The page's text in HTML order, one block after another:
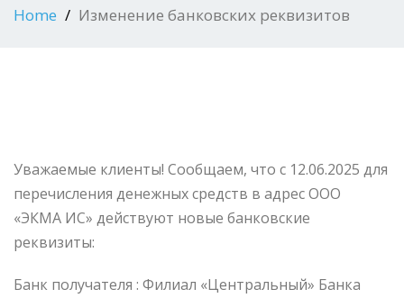
Home Изменение банковских реквизитов
Уважаемые клиенты! Сообщаем, что с 12.06.2025 для
перечисления денежных средств в адрес ООО
«ЭКМА ИС» действуют новые банковские
реквизиты:
Банк получателя : Филиал «Центральный» Банка